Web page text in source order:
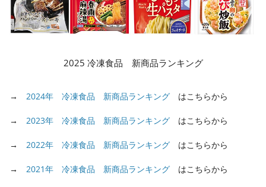
2025 冷凍食品 新商品ランキング
→ 2024年 冷凍食品 新商品ランキング はこちらから
→ 2023年 冷凍食品 新商品ランキング はこちらから
→ 2022年 冷凍食品 新商品ランキング はこちらから
→ 2021年 冷凍食品 新商品ランキング はこちらから